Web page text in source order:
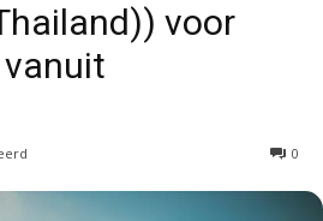
voor
0